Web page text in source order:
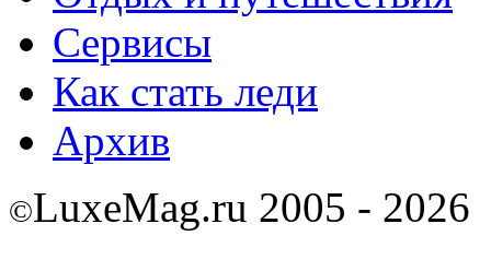
Сервисы
Как стать леди
Архив
©LuxeMag.ru 2005 - 2026